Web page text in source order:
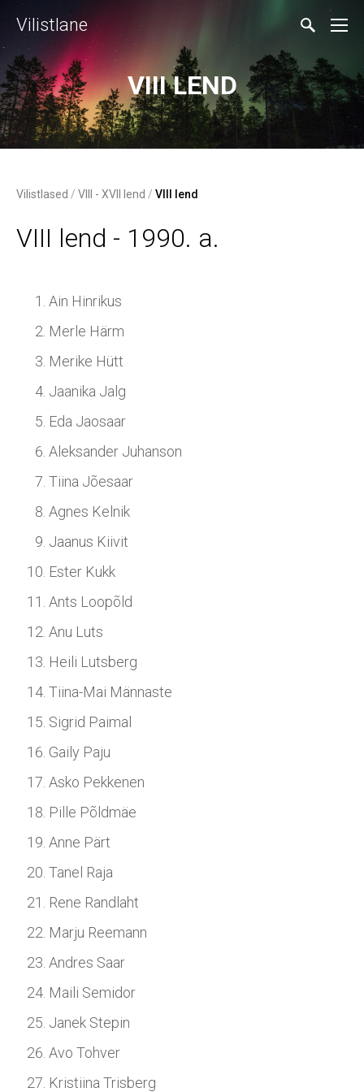
Vilistlane
VIII LEND
Vilistlased / VIII - XVII lend / VIII lend
VIII lend - 1990. a.
Ain Hinrikus
Merle Härm
Merike Hütt
Jaanika Jalg
Eda Jaosaar
Aleksander Juhanson
Tiina Jõesaar
Agnes Kelnik
Jaanus Kiivit
Ester Kukk
Ants Loopõld
Anu Luts
Heili Lutsberg
Tiina-Mai Männaste
Sigrid Paimal
Gaily Paju
Asko Pekkenen
Pille Põldmäe
Anne Pärt
Tanel Raja
Rene Randlaht
Marju Reemann
Andres Saar
Maili Semidor
Janek Stepin
Avo Tohver
Kristiina Trisberg